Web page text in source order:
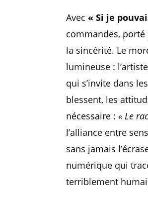
Avec « Si je
commandes,
la sincérité. Le
lumineuse :
qui s’invite dans
blessent, les
nécessaire : « Le
l’alliance entre
sans jamais
numérique qui
terriblement